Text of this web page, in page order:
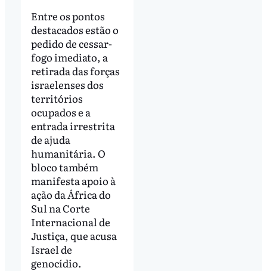
Entre os pontos
destacados estão o
pedido de cessar-
fogo imediato, a
retirada das forças
israelenses dos
territórios
ocupados e a
entrada irrestrita
de ajuda
humanitária. O
bloco também
manifesta apoio à
ação da África do
Sul na Corte
Internacional de
Justiça, que acusa
Israel de
genocídio.